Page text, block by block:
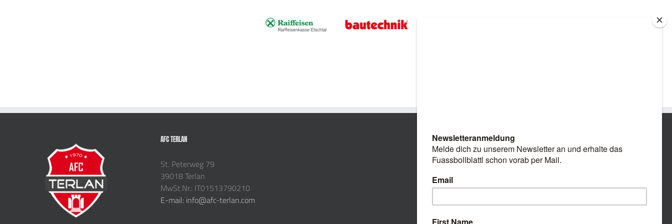
AFC TERLAN
St. Peterweg 79
39018 Terlan
MwSt.Nr.: IT01513790210
E-mail: info@afc-terlan.com